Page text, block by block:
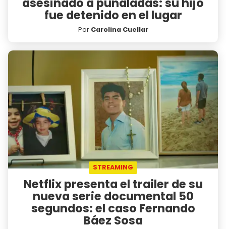
fue detenido en el lugar
Por Carolina Cuellar
STREAMING
Netflix presenta el trailer de su
nueva serie documental 50
segundos: el caso Fernando
Báez Sosa